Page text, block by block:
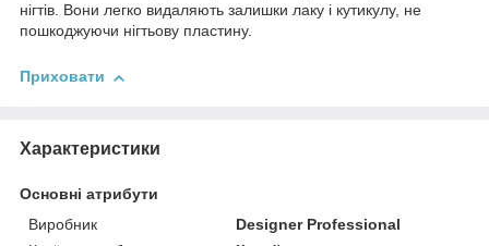
нігтів. Вони легко видаляють залишки лаку і кутикулу, не
пошкоджуючи нігтьову пластину.
Приховати
Характеристики
Основні атрибути
Виробник
Designer Professional